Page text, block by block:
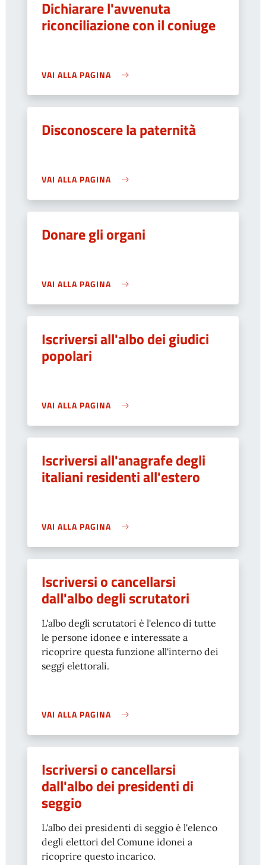
Dichiarare l'avvenuta
riconciliazione con il coniuge
VAI ALLA PAGINA
Disconoscere la paternità
VAI ALLA PAGINA
Donare gli organi
VAI ALLA PAGINA
Iscriversi all'albo dei giudici
popolari
VAI ALLA PAGINA
Iscriversi all'anagrafe degli
italiani residenti all'estero
VAI ALLA PAGINA
Iscriversi o cancellarsi
dall'albo degli scrutatori
L'albo degli scrutatori è l'elenco di tutte
le persone idonee e interessate a
ricoprire questa funzione all'interno dei
seggi elettorali.
VAI ALLA PAGINA
Iscriversi o cancellarsi
dall'albo dei presidenti di
seggio
L'albo dei presidenti di seggio è l'elenco
degli elettori del Comune idonei a
ricoprire questo incarico.